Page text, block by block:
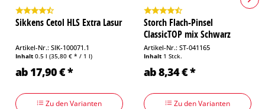
Sikkens Cetol HLS Extra Lasur
Artikel-Nr.: SIK-100071.1
Inhalt 0.5 l (35,80 € * / 1 l)
ab 17,90 € *
Zu den Varianten
Storch Flach-Pinsel
ClassicTOP mix Schwarz
Artikel-Nr.: ST-041165
Inhalt 1 Stck.
ab 8,34 € *
Zu den Varianten